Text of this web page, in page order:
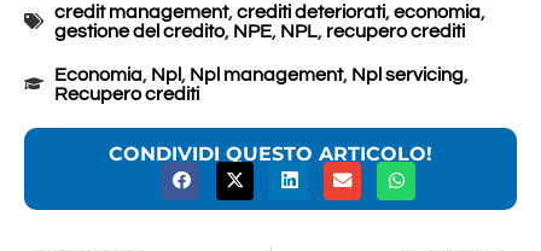
credit management,crediti deteriorati,economia,
gestione del credito, NPE, NPL, recupero crediti
Economia, Npl , Npl management, Npl servicing,
Recupero crediti
CONDIVIDI QUESTO ARTICOLO!